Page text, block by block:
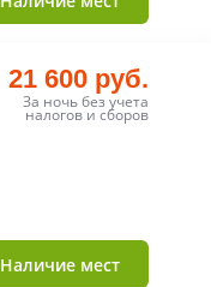
21 600 руб.
За ночь без учета
налогов и сборов
Наличие мест